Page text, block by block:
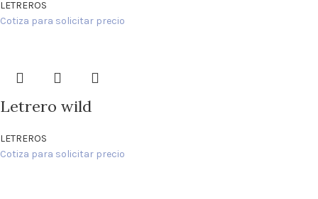
LETREROS
Cotiza para solicitar precio
Letrero wild
LETREROS
Cotiza para solicitar precio